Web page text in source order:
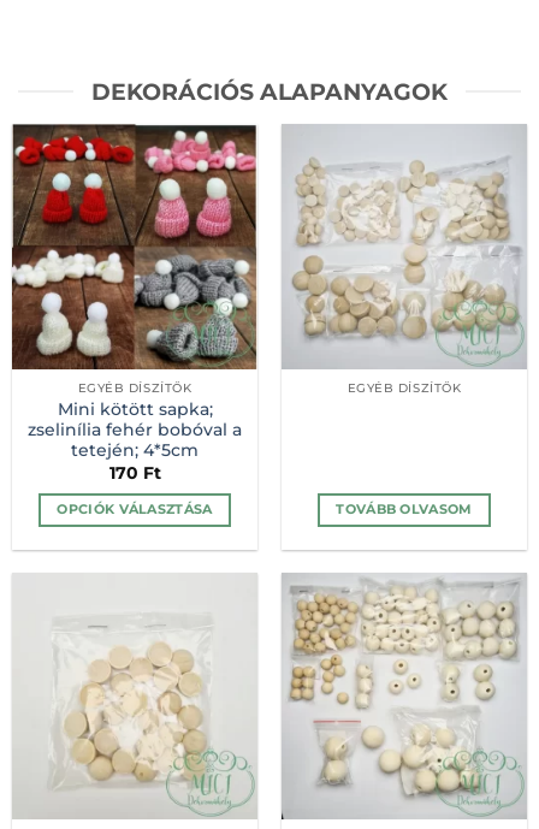
DEKORÁCIÓS ALAPANYAGOK
EGYÉB DÍSZÍTŐK
Mini kötött sapka;
zselinília fehér bobóval a
tetején; 4*5cm
170 Ft
OPCIÓK VÁLASZTÁSA
variációja
van.
A
változatok
a
termékoldalon
választhatók
ki
EGYÉB DÍSZÍTŐK
TOVÁBB OLVASOM